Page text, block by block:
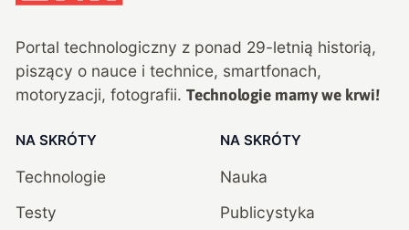
Portal technologiczny z ponad 29-letnią historią,
piszący o nauce i technice, smartfonach,
motoryzacji, fotografii. Technologie mamy we krwi!
NA SKRÓTY
Technologie
Testy
NA SKRÓTY
Nauka
Publicystyka